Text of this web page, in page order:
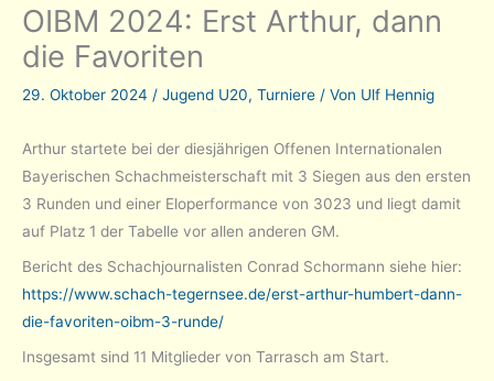
OIBM 2024: Erst Arthur, dann
die Favoriten
29. Oktober 2024 / Jugend U20, Turniere / Von Ulf Hennig
Arthur startete bei der diesjährigen Offenen Internationalen
Bayerischen Schachmeisterschaft mit 3 Siegen aus den ersten
3 Runden und einer Eloperformance von 3023 und liegt damit
auf Platz 1 der Tabelle vor allen anderen GM.
Bericht des Schachjournalisten Conrad Schormann siehe hier:
https://www.schach-tegernsee.de/erst-arthur-humbert-dann-
die-favoriten-oibm-3-runde/
Insgesamt sind 11 Mitglieder von Tarrasch am Start.